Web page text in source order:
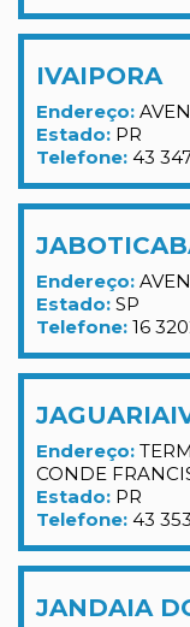
IVAIPORA
Endereço:
Estado: PR
Telefone: 43
Endereço:
Estado: SP
Telefone: 16
Endereço:
CONDE
Estado: PR
Telefone: 43
JANDAIA